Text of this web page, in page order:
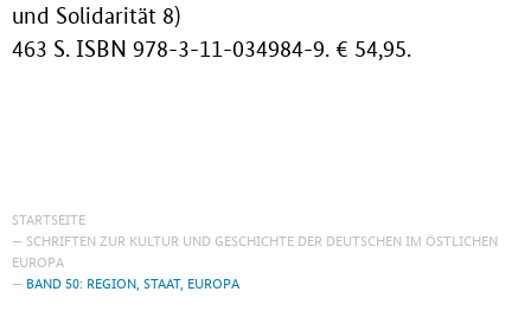
und Solidarität 8)
463 S. ISBN 978-3-11-034984-9. € 54,95.
STARTSEITE
SCHRIFTEN ZUR KULTUR UND GESCHICHTE DER DEUTSCHEN IM ÖSTLICHEN
EUROPA
BAND 50: REGION, STAAT, EUROPA